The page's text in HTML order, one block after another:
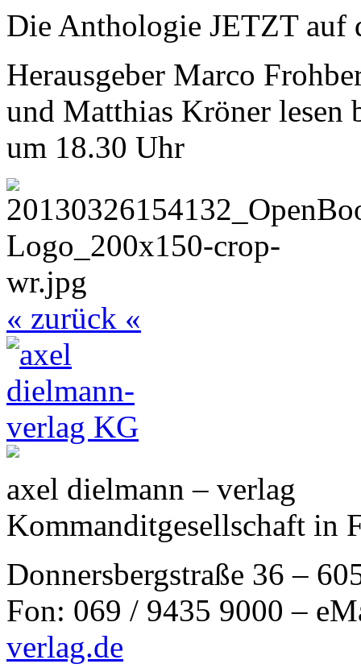
Die Anthologie JETZT auf
Herausgeber Marco
und Matthias Kröner lesen
um 18.30 Uhr
« zurück «
axel dielmann – verlag
Kommanditgesellschaft in
Donnersbergstraße 36 –
Fon: 069 / 9435 9000 –
verlag.de